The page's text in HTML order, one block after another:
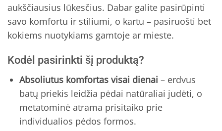
aukščiausius lūkesčius. Dabar galite pasirūpinti
savo komfortu ir stiliumi, o kartu – pasiruošti bet
kokiems nuotykiams gamtoje ar mieste.
Kodėl pasirinkti šį produktą?
Absoliutus komfortas visai dienai – erdvus
batų priekis leidžia pėdai natūraliai judėti, o
metatominė atrama prisitaiko prie
individualios pėdos formos.